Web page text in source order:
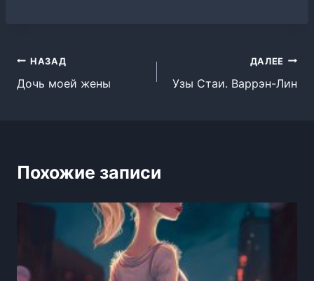
Навигация
по
НАЗАД
Дочь моей жены
ДАЛЕЕ
Узы Стаи. Варрэн-Лин
Похожие записи